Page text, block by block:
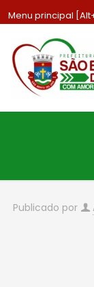
Menu principal
Publicado por